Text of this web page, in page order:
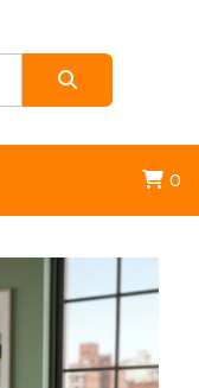
0